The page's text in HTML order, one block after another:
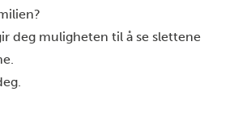
deg muligheten til å se slettene